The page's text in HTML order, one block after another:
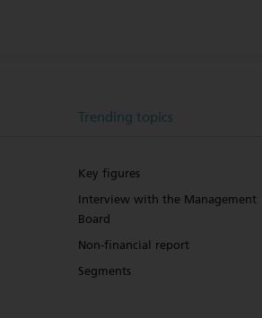
Trending topics
Key figures
Interview with the Management
Board
Non-financial report
Segments